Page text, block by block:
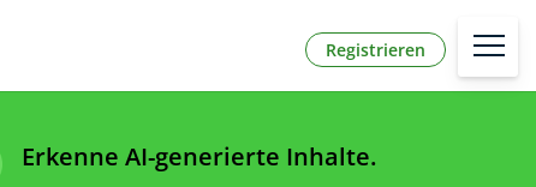
Registrieren
Erkenne AI-generierte Inhalte.